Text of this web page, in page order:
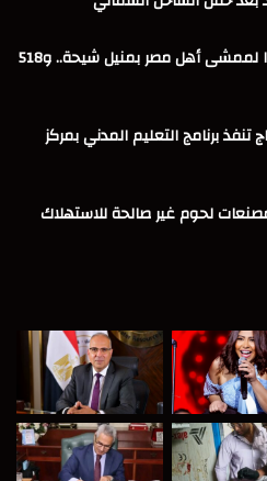
سويلم: إزالة 37 تعديًا استعدادًا لممشى أهل مصر بمنيل شيحة.. و518
برنامج التعليم المدني بمركز
: ضبط 7 طن مصنعات لحوم غير صالحة للاستهلاك